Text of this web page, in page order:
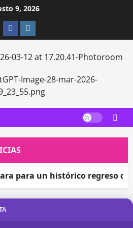
9, 2026
FacebookInstagram
para un histórico regreso